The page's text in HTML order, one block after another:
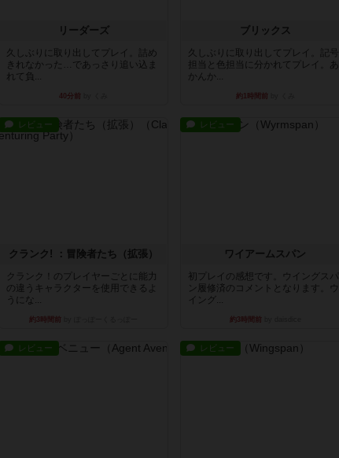
リーダーズ
久しぶりに取り出してプレイ。詰め
きれなかった…であっさり追い込ま
れて負...
40分前
ブリックス
久しぶりに取り出してプレイ。記号
担当と色担当に分かれてプレイ。あ
かんか...
約1時間前
レビュー
クランク! ：冒険者たち（拡張）
クランク！のプレイヤーごとに能力
の違うキャラクターを使用できるよ
うにな...
約3時間前
レビュー
ワイアームスパン
初プレイの感想です。ウイングスパ
ン履修済のコメントとなります。ウ
イング...
約3時間前
レビュー レビュー